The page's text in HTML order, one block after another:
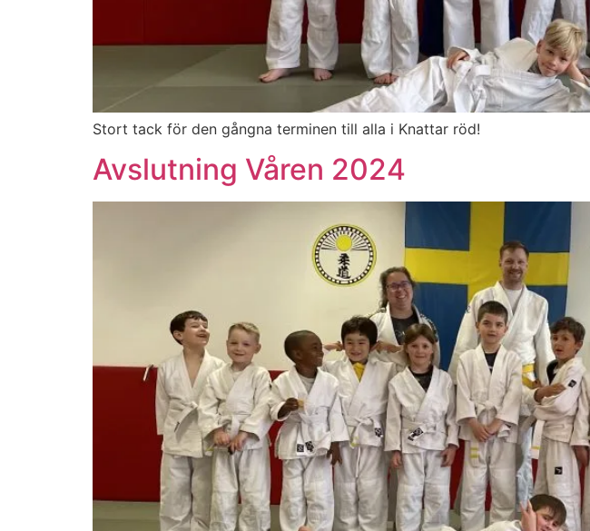
Stort tack för den gångna terminen till alla i Knattar röd!
Avslutning Våren 2024